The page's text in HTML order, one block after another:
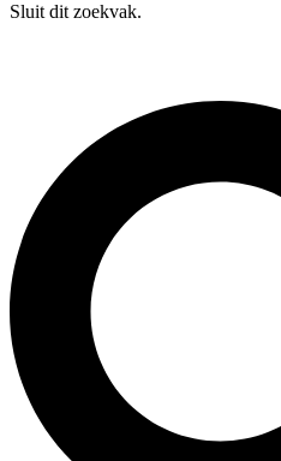
Sluit dit zoekvak.